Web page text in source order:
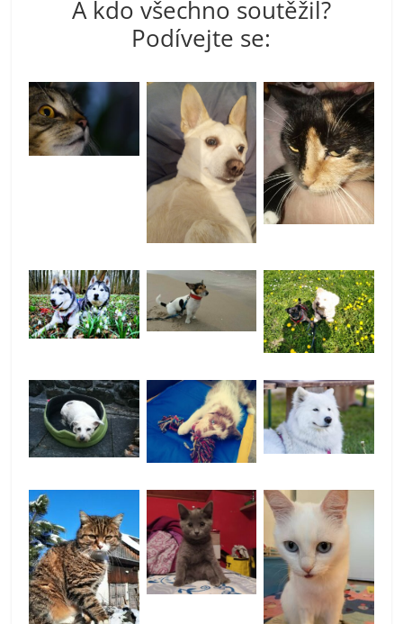
A kdo všechno soutěžil?
Podívejte se: